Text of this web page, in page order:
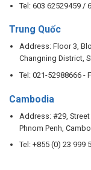
Tel: 603 62529459 /
Trung Quốc
Address: Floor 3,
Changning District,
Tel: 021-52988666 -
Cambodia
Address: #29, Street
Phnom Penh,
Tel: +855 (0) 23 999